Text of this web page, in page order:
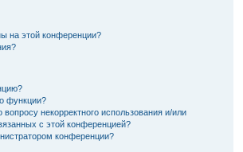
на этой конференции?
функции?
некорректного использования и/или
с этой конференцией?
конференции?